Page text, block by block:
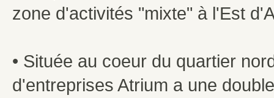
zone d'activités "mixte" à l'Est
• Située au coeur du quartier
d'entreprises Atrium a une